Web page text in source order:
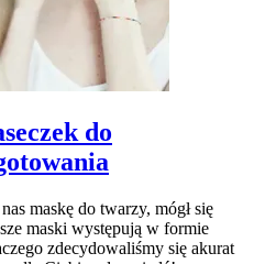
do
maskę do twarzy, mógł się
maski występują w formie
zdecydowaliśmy się akurat